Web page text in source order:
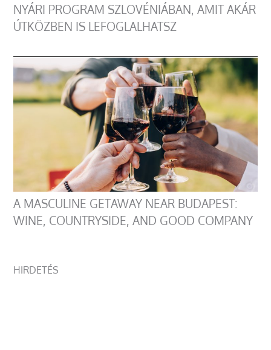
NYÁRI PROGRAM SZLOVÉNIÁBAN, AMIT AKÁR
ÚTKÖZBEN IS LEFOGLALHATSZ
A MASCULINE GETAWAY NEAR BUDAPEST:
WINE, COUNTRYSIDE, AND GOOD COMPANY
HIRDETÉS